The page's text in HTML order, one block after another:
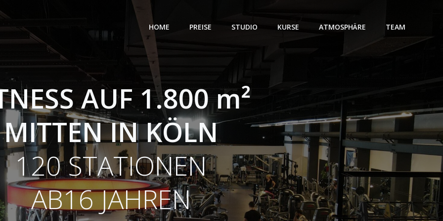
HOME PREISE STUDIO KURSE ATMOSPHÄRE TEAM
AUF 1.800 m²
MITTEN IN KÖLN
120 STATIONEN
AB16 JAHREN